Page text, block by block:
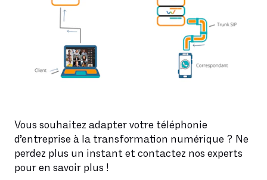
Vous souhaitez adapter votre téléphonie
d’entreprise à la transformation numérique ? Ne
perdez plus un instant et contactez nos experts
pour en savoir plus !